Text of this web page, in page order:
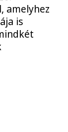
amelyhez
is